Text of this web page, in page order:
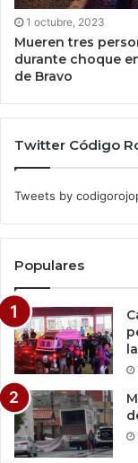
1 octubre, 2023
Mueren tres
durante choque
de Bravo
Twitter Código
Tweets by
Populares